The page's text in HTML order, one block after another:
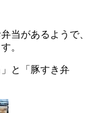
当があるようで、
。
と「豚すき弁